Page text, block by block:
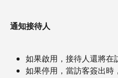
通知接待人
如果啟用，接待人還將在
如果停用，當訪客簽出時